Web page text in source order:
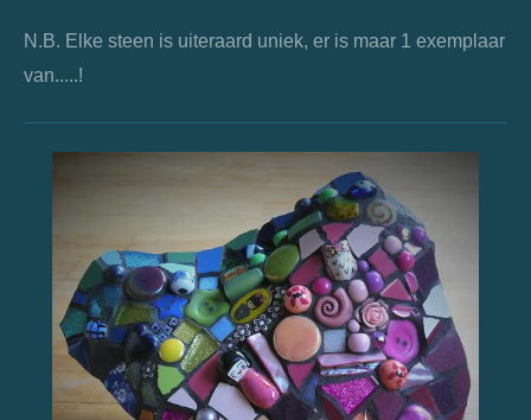
N.B. Elke steen is uiteraard uniek, er is maar 1 exemplaar
van.....!